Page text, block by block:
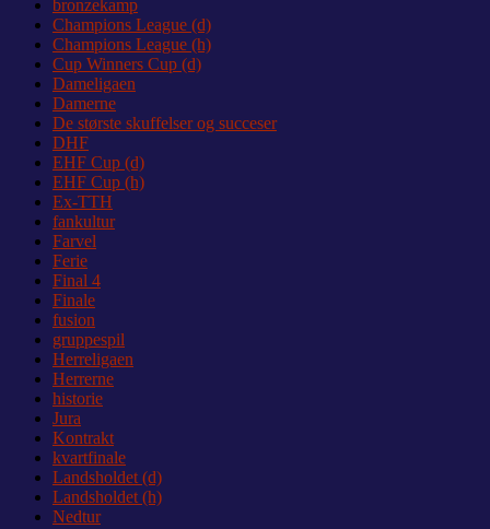
bronzekamp
Champions League (d)
Champions League (h)
Cup Winners Cup (d)
Dameligaen
Damerne
De største skuffelser og succeser
DHF
EHF Cup (d)
EHF Cup (h)
Ex-TTH
fankultur
Farvel
Ferie
Final 4
Finale
fusion
gruppespil
Herreligaen
Herrerne
historie
Jura
Kontrakt
kvartfinale
Landsholdet (d)
Landsholdet (h)
Nedtur